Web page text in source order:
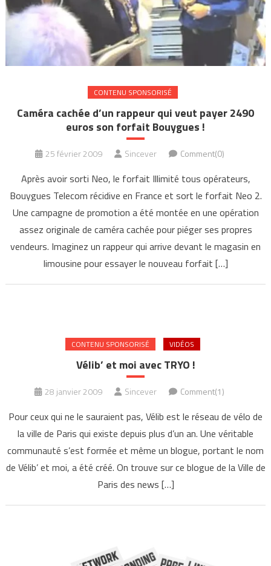
CONTENU SPONSORISÉ
Caméra cachée d’un rappeur qui veut payer 2490
euros son forfait Bouygues !
25 février 2009 Sincever Comment(0)
Après avoir sorti Neo, le forfait Illimité tous opérateurs,
Bouygues Telecom récidive en France et sort le forfait Neo 2.
Une campagne de promotion a été montée en une opération
assez originale de caméra cachée pour piéger ses propres
vendeurs. Imaginez un rappeur qui arrive devant le magasin en
limousine pour essayer le nouveau forfait […]
CONTENU SPONSORISÉ VIDÉOS
Vélib’ et moi avec TRYO !
28 janvier 2009 Sincever Comment(1)
Pour ceux qui ne le sauraient pas, Vélib est le réseau de vélo de
la ville de Paris qui existe depuis plus d’un an. Une véritable
communauté s’est formée et même un blogue, portant le nom
de Vélib’ et moi, a été créé. On trouve sur ce blogue de la Ville de
Paris des news […]